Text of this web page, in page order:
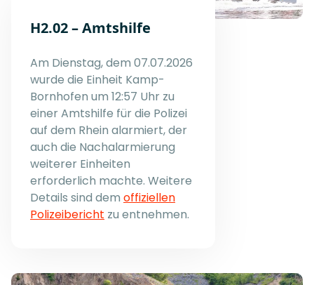
H2.02 – Amtshilfe
Am Dienstag, dem 07.07.2026
wurde die Einheit Kamp-
Bornhofen um 12:57 Uhr zu
einer Amtshilfe für die Polizei
auf dem Rhein alarmiert, der
auch die Nachalarmierung
weiterer Einheiten
erforderlich machte. Weitere
Details sind dem offiziellen
Polizeibericht zu entnehmen.